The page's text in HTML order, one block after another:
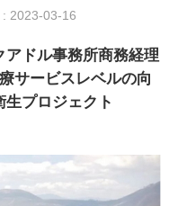
: 2023-03-16
ドル事務所商務経理
サービスレベルの向
生プロジェクト